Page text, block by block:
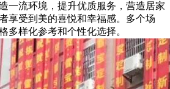
一流环境，提升优质服务，营造居家
享受到美的喜悦和幸福感。多个场
多样化参考和个性化选择。